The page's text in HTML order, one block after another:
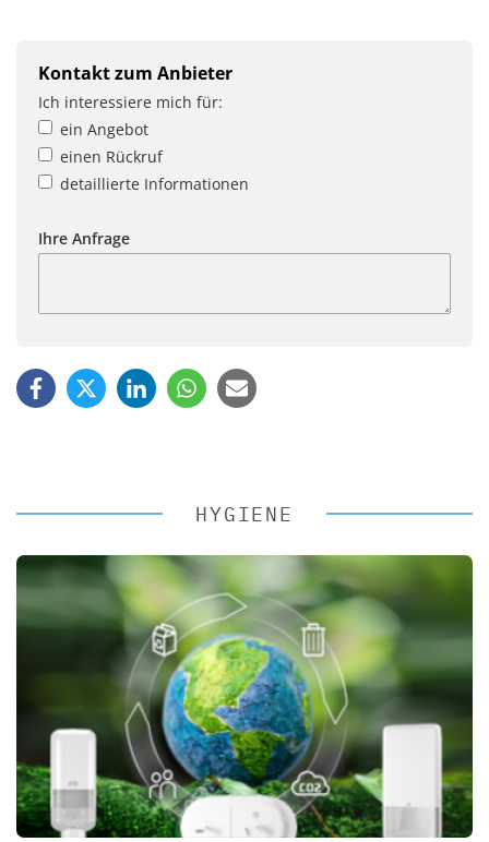
Kontakt zum Anbieter
Ich interessiere mich für:
ein Angebot
einen Rückruf
detaillierte Informationen
Ihre Anfrage
HYGIENE